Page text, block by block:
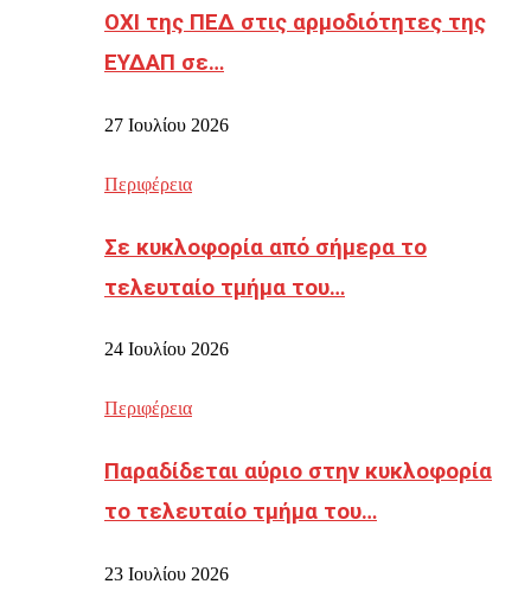
ΟΧΙ της ΠΕΔ στις αρμοδιότητες της
ΕΥΔΑΠ σε…
27 Ιουλίου 2026
Περιφέρεια
Σε κυκλοφορία από σήμερα το
τελευταίο τμήμα του…
24 Ιουλίου 2026
Περιφέρεια
Παραδίδεται αύριο στην κυκλοφορία
το τελευταίο τμήμα του…
23 Ιουλίου 2026